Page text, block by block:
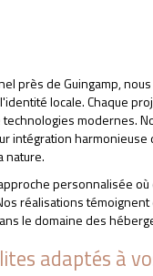
près de Guingamp,
locale. Chaque
modernes.
intégration harmonieuse
nature.
personnalisée
réalisations
le domaine des
adaptés à